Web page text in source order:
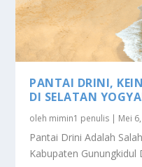
PANTAI DRINI,
DI SELATAN
oleh mimin1 penulis | Mei
Pantai Drini Adalah
Kabupaten Gunungkidul